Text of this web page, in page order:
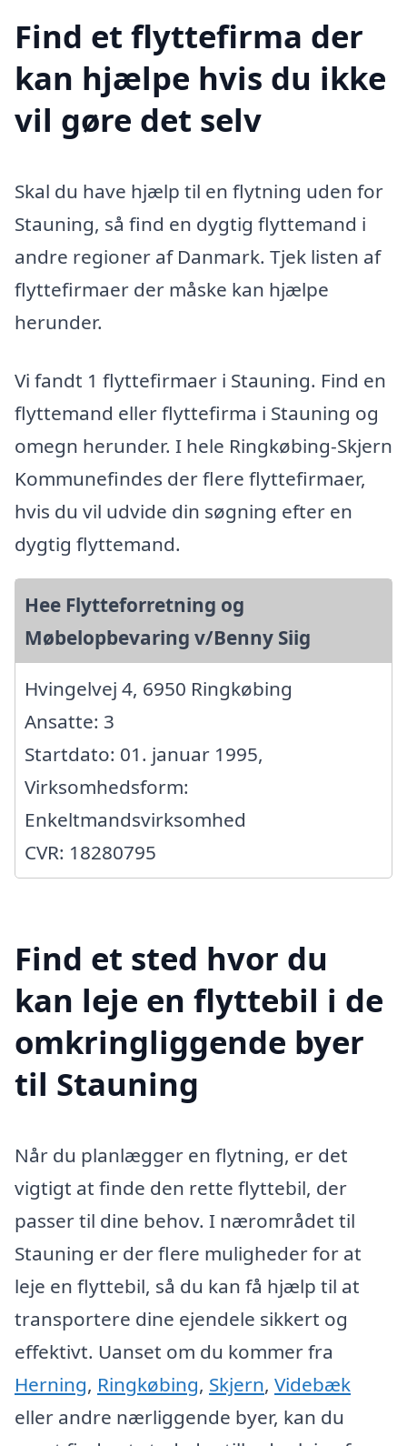
Find et flyttefirma der
kan hjælpe hvis du ikke
vil gøre det selv
Skal du have hjælp til en flytning uden for
Stauning, så find en dygtig flyttemand i
andre regioner af Danmark. Tjek listen af
flyttefirmaer der måske kan hjælpe
herunder.
Vi fandt 1 flyttefirmaer i Stauning. Find en
flyttemand eller flyttefirma i Stauning og
omegn herunder. I hele Ringkøbing-Skjern
Kommunefindes der flere flyttefirmaer,
hvis du vil udvide din søgning efter en
dygtig flyttemand.
Hee Flytteforretning og
Møbelopbevaring v/Benny Siig
Hvingelvej 4, 6950 Ringkøbing
Ansatte: 3
Startdato: 01. januar 1995,
Virksomhedsform:
Enkeltmandsvirksomhed
CVR: 18280795
Find et sted hvor du
kan leje en flyttebil i de
omkringliggende byer
til Stauning
Når du planlægger en flytning, er det
vigtigt at finde den rette flyttebil, der
passer til dine behov. I nærområdet til
Stauning er der flere muligheder for at
leje en flyttebil, så du kan få hjælp til at
transportere dine ejendele sikkert og
effektivt. Uanset om du kommer fra
Herning, Ringkøbing, Skjern, Videbæk
eller andre nærliggende byer, kan du